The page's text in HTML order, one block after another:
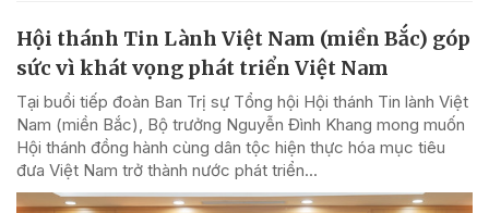
Hội thánh Tin Lành Việt Nam (miền Bắc) góp
sức vì khát vọng phát triển Việt Nam
Tại buổi tiếp đoàn Ban Trị sự Tổng hội Hội thánh Tin lành Việt
Nam (miền Bắc), Bộ trưởng Nguyễn Đình Khang mong muốn
Hội thánh đồng hành cùng dân tộc hiện thực hóa mục tiêu
đưa Việt Nam trở thành nước phát triển...